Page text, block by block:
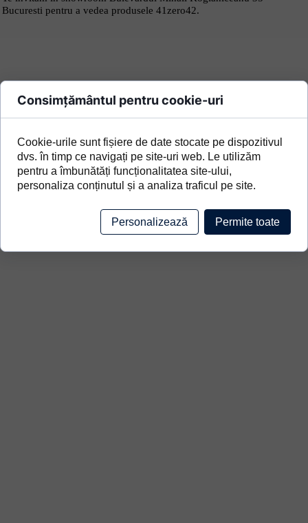
Bucuresti pentru a vedea produsele 41zero42.
Consimțământul pentru cookie-uri
Cookie-urile sunt fișiere de date stocate pe dispozitivul
dvs. în timp ce navigați pe site-uri web. Le utilizăm
pentru a îmbunătăți funcționalitatea site-ului,
personaliza conținutul și a analiza traficul pe site.
Personalizează Permite toate